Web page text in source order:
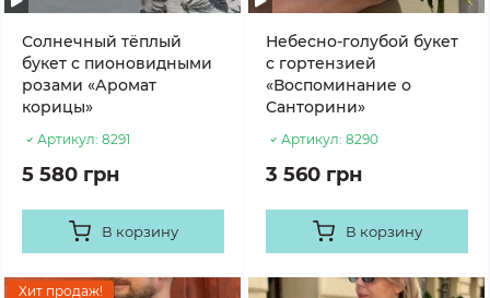
Солнечный тёплый
букет с пионовидными
розами «Аромат
корицы»
Артикул: 8291
5 580 грн
В корзину
Небесно-голубой букет
с гортензией
«Воспоминание о
Санторини»
Артикул: 8290
3 560 грн
В корзину
Хит продаж!